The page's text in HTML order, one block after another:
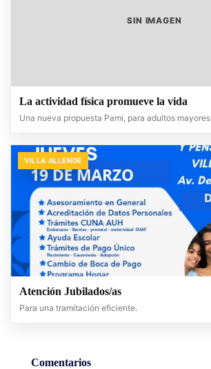
SIN IMAGEN
La actividad física promueve la vida
Una nueva propuesta Pami, para adultos mayores
VILLA ALLENDE
Atención Jubilados/as
Para una tramitación eficiente.
Comentarios